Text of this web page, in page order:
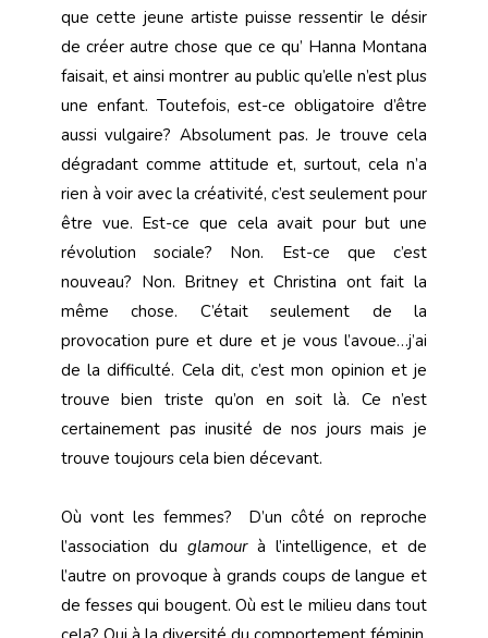
que cette jeune artiste puisse ressentir le désir
de créer autre chose que ce qu’ Hanna Montana
faisait, et ainsi montrer au public qu’elle n’est plus
une enfant. Toutefois, est-ce obligatoire d’être
aussi vulgaire? Absolument pas. Je trouve cela
dégradant comme attitude et, surtout, cela n’a
rien à voir avec la créativité, c’est seulement pour
être vue. Est-ce que cela avait pour but une
révolution sociale? Non. Est-ce que c’est
nouveau? Non. Britney et Christina ont fait la
même chose. C’était seulement de la
provocation pure et dure et je vous l’avoue…j’ai
de la difficulté. Cela dit, c’est mon opinion et je
trouve bien triste qu’on en soit là. Ce n’est
certainement pas inusité de nos jours mais je
trouve toujours cela bien décevant.
Où vont les femmes? D’un côté on reproche
l’association du glamourà l’intelligence, et de
l’autre on provoque à grands coups de langue et
de fesses qui bougent. Où est le milieu dans tout